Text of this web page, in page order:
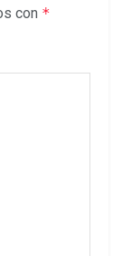
con *